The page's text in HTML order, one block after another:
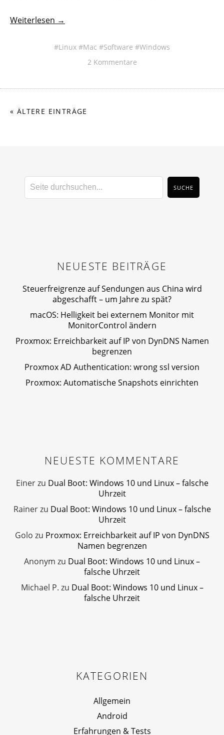
Weiterlesen →
Linux Mac Software
Windows
2 Kommentare
« ÄLTERE EINTRÄGE
NEUESTE BEITRÄGE
Steuerfreigrenze auf Sendungen aus China wird
abgeschafft – um Jahre zu spät?
macOS: Helligkeit bei externem Monitor mit
MonitorControl ändern
Proxmox: Erreichbarkeit auf IP von DynDNS Namen
begrenzen
Proxmox AD Authentication: wrong ssl version
Proxmox: Automatische Snapshots einrichten
NEUESTE KOMMENTARE
Einerzu Dual Boot: Windows 10 und Linux – falsche
Uhrzeit
Rainerzu Dual Boot: Windows 10 und Linux – falsche
Uhrzeit
Golo zu Proxmox: Erreichbarkeit auf IP von DynDNS
Namen begrenzen
Anonym zu Dual Boot: Windows 10 und Linux –
falsche Uhrzeit
Michael P. zu Dual Boot: Windows 10 und Linux –
falsche Uhrzeit
KATEGORIEN
Allgemein
Android
Erfahrungen & Tests